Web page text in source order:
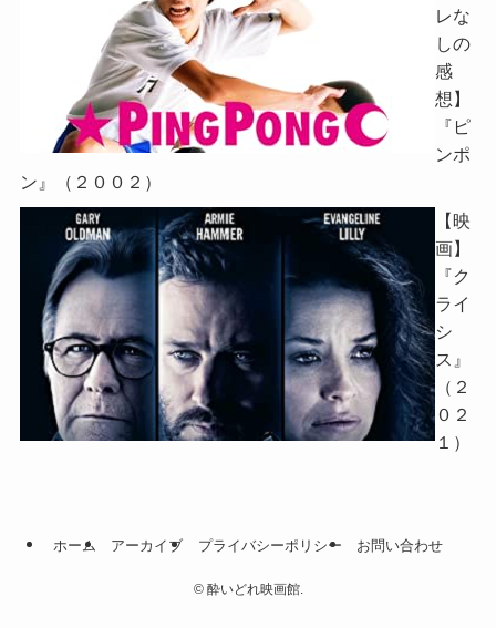
レな
しの
感
想】
『ピ
ンポ
ン』（２００２）
【映
画】
『ク
ライ
シ
ス』
（２
０２
１）
ホーム アーカイブ プライバシーポリシー お問い合わせ
©酔いどれ映画館.